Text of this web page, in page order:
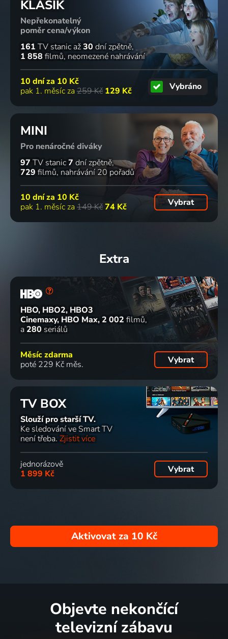
KLASIK
Nepřekonatelný
poměr cena/výkon
161 TV stanic až30 dní zpětně
1 858 filmů neomezené nahrávání
10 dní za 10 Kč
pak 1. měsíc za 259 Kč 129 Kč Vybráno
MINI
Pro nenáročné diváky
97 TV stanic7 dní zpětně
729 filmů nahrávání 20 pořadů
10 dní za 10 Kč
pak 1. měsíc za 149 Kč74 Kč Vybrat
Extra
HBO, HBO2, HBO3
Cinemaxy, HBO Max 2 002 filmů
a 280 seriálů
Měsíc zdarma
poté 229 Kč měs.
Vybrat
TV BOX
Slouží pro starší TV.
Ke sledování ve Smart TV
není třeba. Zjistit více
jednorázově
1 899 Kč
Vybrat
Aktivovat za 10 Kč
Objevte nekončící
televizní zábavu